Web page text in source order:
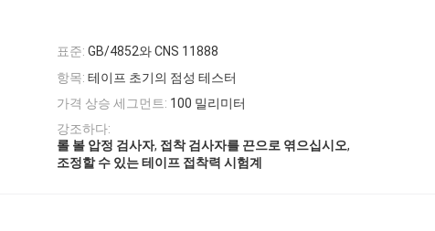
표준: GB/4852와 CNS 11888
항목: 테이프 초기의 점성 테스터
가격 상승 세그먼트: 100 밀리미터
강조하다:
롤 볼 압정 검사자, 접착 검사자를 끈으로 엮으십시오,
조정할 수 있는 테이프 접착력 시험계